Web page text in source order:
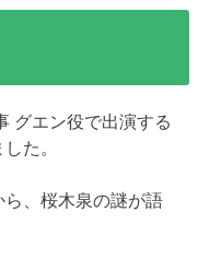
グエン役で出演する
た。
、桜木泉の謎が語